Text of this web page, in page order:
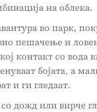
на облека.
во парк,
пешачење и
контакт со вода
бојата, а
и ги гледаат.
дожд или вирче